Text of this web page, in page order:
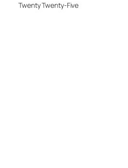
Twenty Twenty-Five